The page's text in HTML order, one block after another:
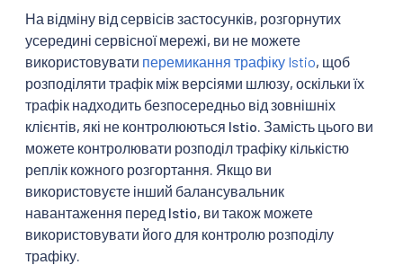
На відміну від сервісів застосунків, розгорнутих
усередині сервісної мережі, ви не можете
використовувати перемикання трафіку Istio, щоб
розподіляти трафік між версіями шлюзу, оскільки їх
трафік надходить безпосередньо від зовнішніх
клієнтів, які не контролюються Istio. Замість цього ви
можете контролювати розподіл трафіку кількістю
реплік кожного розгортання. Якщо ви
використовуєте інший балансувальник
навантаження перед Istio, ви також можете
використовувати його для контролю розподілу
трафіку.